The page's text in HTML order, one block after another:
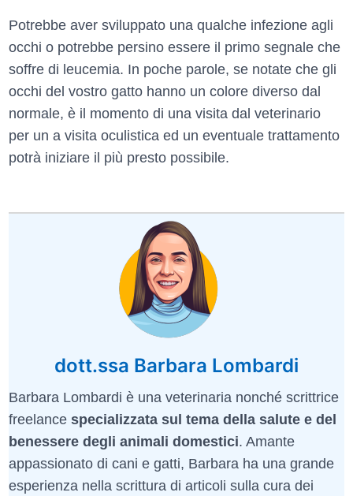
Potrebbe aver sviluppato una qualche infezione agli
occhi o potrebbe persino essere il primo segnale che
soffre di leucemia. In poche parole, se notate che gli
occhi del vostro gatto hanno un colore diverso dal
normale, è il momento di una visita dal veterinario
per un a visita oculistica ed un eventuale trattamento
potrà iniziare il più presto possibile.
dott.ssa Barbara Lombardi
Barbara Lombardi è una veterinaria nonché scrittrice
freelance specializzata sul tema della salute e del
benessere degli animali domestici. Amante
appassionato di cani e gatti, Barbara ha una grande
esperienza nella scrittura di articoli sulla cura dei